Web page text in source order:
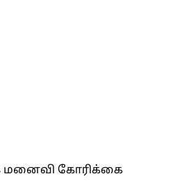
மனைவி கோரிக்கை